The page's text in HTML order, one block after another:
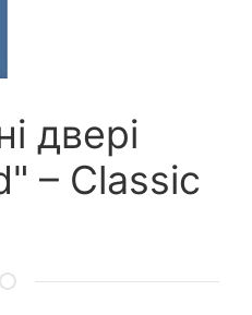
двері
– Classic